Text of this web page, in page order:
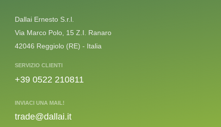
Dallai Ernesto S.r.l.
Via Marco Polo, 15 Z.I. Ranaro
42046 Reggiolo (RE) - Italia
SERVIZIO CLIENTI
+39 0522 210811
INVIACI UNA MAIL!
trade@dallai.it